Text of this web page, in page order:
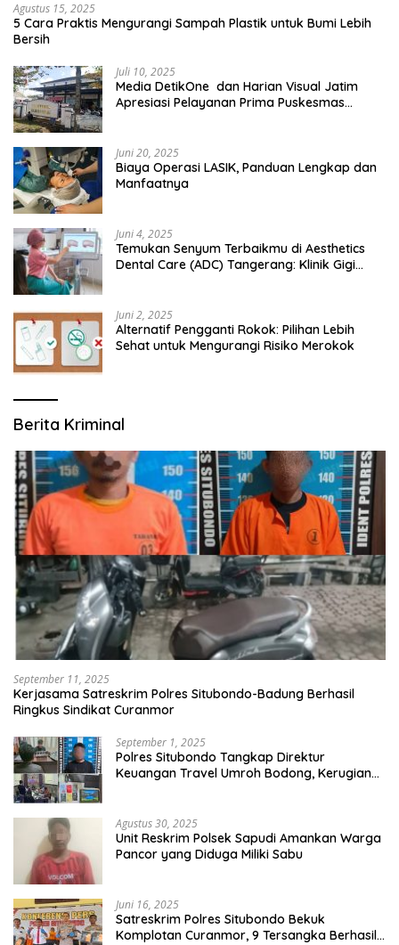
Agustus 15, 2025
5 Cara Praktis Mengurangi Sampah Plastik untuk Bumi Lebih
Bersih
Juli 10, 2025
Media DetikOne dan Harian Visual Jatim
Apresiasi Pelayanan Prima Puskesmas
Juni 20, 2025
Biaya Operasi LASIK, Panduan Lengkap dan
Manfaatnya
Juni 4, 2025
Temukan Senyum Terbaikmu di Aesthetics
Dental Care (ADC) Tangerang: Klinik Gigi
Juni 2, 2025
Alternatif Pengganti Rokok: Pilihan Lebih
Sehat untuk Mengurangi Risiko Merokok
Berita Kriminal
September 11, 2025
Kerjasama Satreskrim Polres Situbondo-Badung Berhasil
Ringkus Sindikat Curanmor
September 1, 2025
Polres Situbondo Tangkap Direktur
Keuangan Travel Umroh Bodong, Kerugian
Agustus 30, 2025
Unit Reskrim Polsek Sapudi Amankan Warga
Pancor yang Diduga Miliki Sabu
Juni 16, 2025
Satreskrim Polres Situbondo Bekuk
Komplotan Curanmor, 9 Tersangka Berhasil